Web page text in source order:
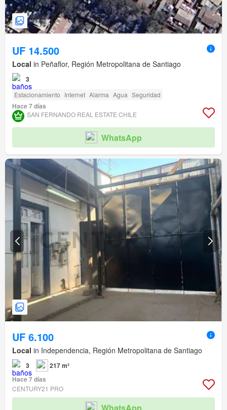
UF 14.500
Local in Peñaflor, Región Metropolitana de Santiago
3
Estacionamiento Internet Alarma Agua Seguridad
Hace 7 días
SAN FERNANDO REAL ESTATE CHILE
WhatsApp
UF 6.100
Local in Independencia, Región Metropolitana de Santiago
3
217 m²
Hace 7 días
CENTURY21 PRO
WhatsApp